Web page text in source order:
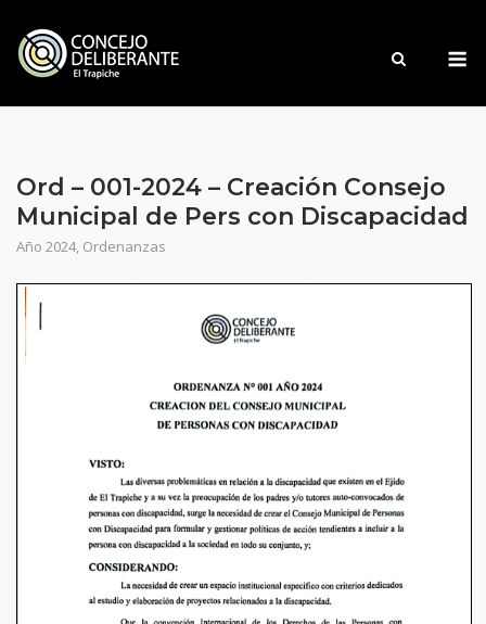
contenido
Ord – 001-2024 – Creación Consejo
Municipal de Pers con Discapacidad
Año 2024, Ordenanzas